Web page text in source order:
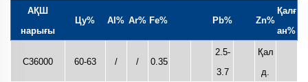
АҚШ
нарығы
Цу% Al% Ar% Fe% Pb% Zn%
Қалғ
ан%
C36000 60-63 / / 0.35
2.5-
3.7
Қал
д.